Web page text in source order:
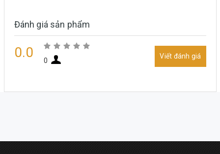
Đánh giá sản phẩm
0.0 0
Viết đánh giá